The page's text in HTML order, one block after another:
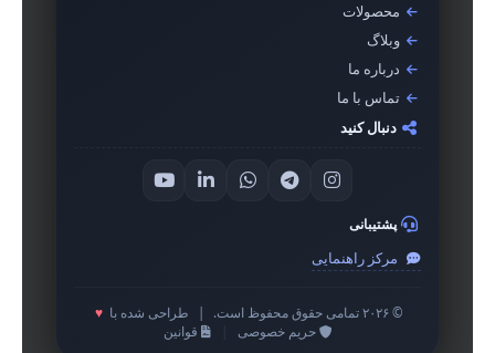
محصولات
وبلاگ
درباره ما
تماس با ما
دنبال کنید
پشتیبانی
مرکز راهنمایی
© ۲۰۲۶ تمامی حقوق محفوظ است. طراحی شده با ♥
حریم خصوصی
قوانین